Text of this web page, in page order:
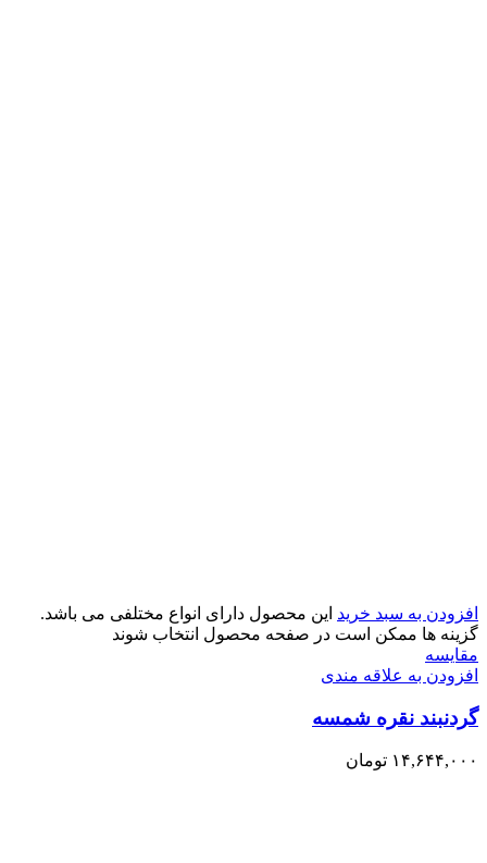
افزودن به سبد خرید این محصول دارای انواع مختلفی می باشد.
گزینه ها ممکن است در صفحه محصول انتخاب شوند
مقایسه
افزودن به علاقه مندی
گردنبند نقره شمسه
۱۴,۶۴۴,۰۰۰ تومان